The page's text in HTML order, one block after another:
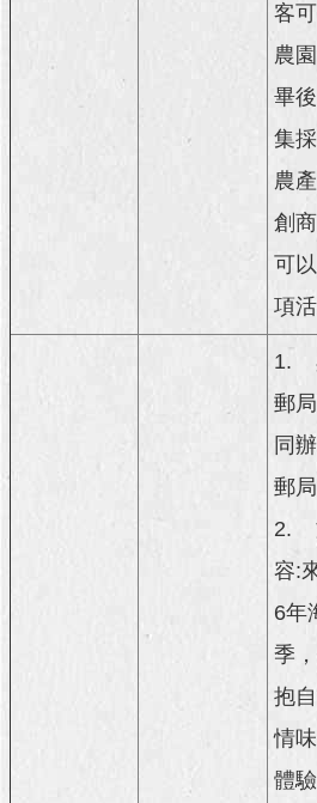
客
農
畢
集
農
創
可
項活
1.
郵
同
郵局
2.
容:
6年
季
抱
情
體